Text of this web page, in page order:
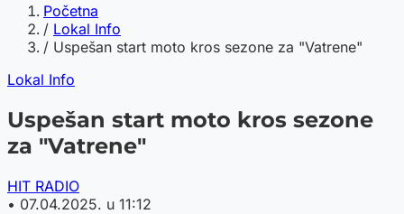
Početna
/ Lokal Info
/ Uspešan start moto kros sezone za "Vatrene"
Lokal Info
Uspešan start moto kros sezone
za "Vatrene"
HIT RADIO
• 07.04.2025. u 11:12